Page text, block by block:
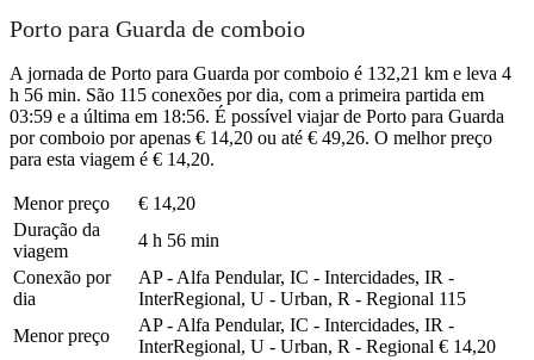
Porto para Guarda de comboio
A jornada de Porto para Guarda por comboio é 132,21 km e leva 4
h 56 min. São 115 conexões por dia, com a primeira partida em
03:59 e a última em 18:56. É possível viajar de Porto para Guarda
por comboio por apenas € 14,20 ou até € 49,26. O melhor preço
para esta viagem é € 14,20.
Menor preço
€ 14,20
Duração da
viagem
4 h 56 min
Conexão por
dia
AP - Alfa Pendular, IC - Intercidades, IR -
InterRegional, U - Urban, R - Regional 115
Menor preço
AP - Alfa Pendular, IC - Intercidades, IR -
InterRegional, U - Urban, R - Regional € 14,20